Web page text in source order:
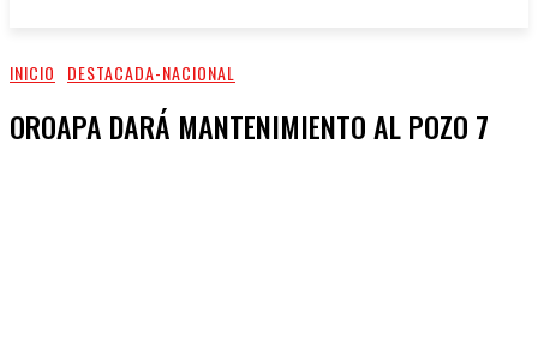
INICIO DESTACADA-NACIONAL
OROAPA DARÁ MANTENIMIENTO AL POZO 7